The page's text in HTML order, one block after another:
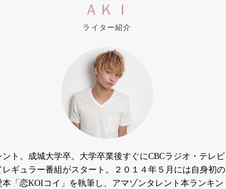
ＡＫＩ
ライター紹介
ント。成城大学卒。大学卒業後すぐにCBCラジオ・テレビ
レギュラー番組がスタート。２０１４年５月には自身初の
本「恋KOIコイ」を執筆し、アマゾンタレント本ランキン